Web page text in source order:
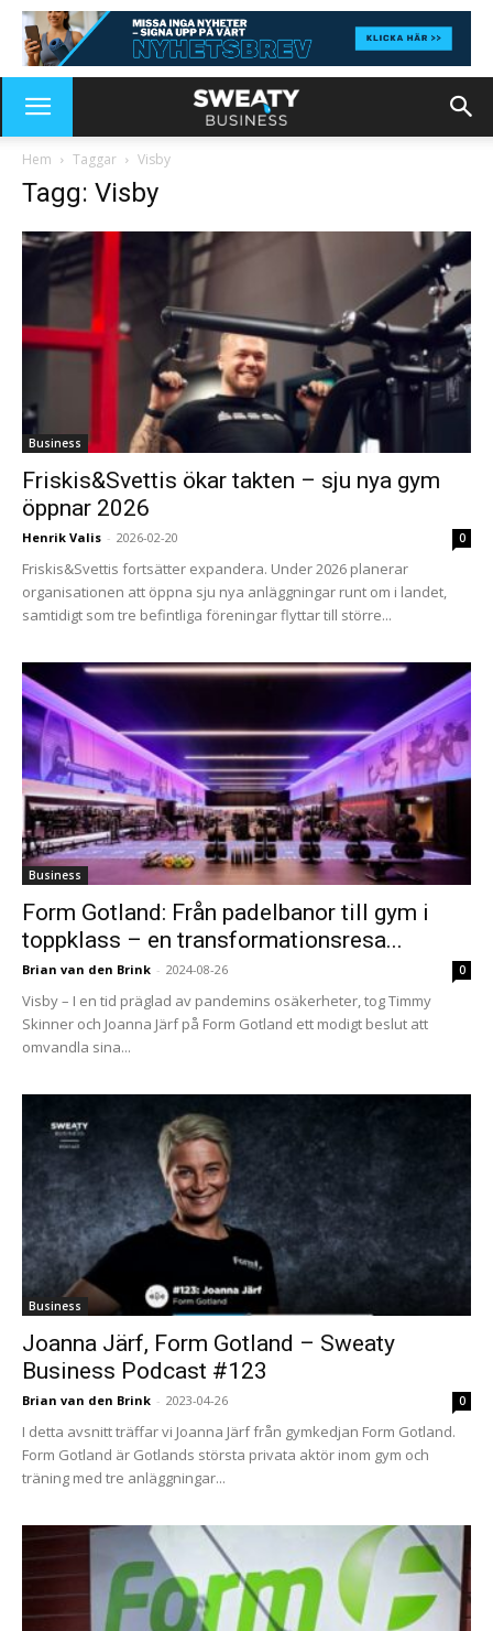
Hem Taggar Visby
Tagg: Visby
Business
Friskis&Svettis ökar takten – sju nya gym
öppnar 2026
Henrik Valis - 2026-02-20 0
Friskis&Svettis fortsätter expandera. Under 2026 planerar
organisationen att öppna sju nya anläggningar runt om i landet,
samtidigt som tre befintliga föreningar flyttar till större...
Business
Form Gotland: Från padelbanor till gym i
toppklass – en transformationsresa...
Brian van den Brink - 2024-08-26 0
Visby – I en tid präglad av pandemins osäkerheter, tog Timmy
Skinner och Joanna Järf på Form Gotland ett modigt beslut att
omvandla sina...
Business
Joanna Järf, Form Gotland – Sweaty
Business Podcast #123
Brian van den Brink - 2023-04-26 0
I detta avsnitt träffar vi Joanna Järf från gymkedjan Form Gotland.
Form Gotland är Gotlands största privata aktör inom gym och
träning med tre anläggningar...